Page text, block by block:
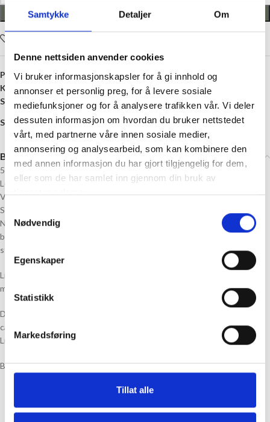
Samtykke Detaljer Om
Denne nettsiden anvender cookies
Vi bruker informasjonskapsler for å gi innhold og
annonser et personlig preg, for å levere sosiale
mediefunksjoner og for å analysere trafikken vår. Vi deler
dessuten informasjon om hvordan du bruker nettstedet
vårt, med partnerne våre innen sosiale medier,
annonsering og analysearbeid, som kan kombinere den
med annen informasjon du har gjort tilgjengelig for dem,
eller som de har samlet inn gjennom din bruk av
tjenestene deres.
Nødvendig
Egenskaper
Statistikk
Markedsføring
Tillat alle
LEGG I HANDLEKURV
Produktnummer:DALE-GARN-LL
Kategori:Dale Garn
Stikkord: 2.5 mm 28 masker Bomull , Merinoull
Share:
Beskrivelse
53 % Merinoull, 47 % Bomull
Løpelengde: Ca. 142 meter pr. 50 gram
Veiledende pinner: Pinne nr 2,50 mm
Strikkefasthet: 28 masker = 10 cm
NB! Lille Lerke har flere veiledende strikkefasthet er avhengig av
bruksområdet og hvilken type plagg du strikker. Husk at det er den
strikkefastheten som er oppgitt i oppskriften du skal følge.
Lille Lerke er laget av en fin merino-bomull-blend, og er en tynnere og
mer delikat lillebror til
Denne skjønnheten er som skapt for å trylle frem topper, gensere,
cardigans, gensere og tepper – uansett om det er til baby eller vokse.
Lille Lerke er en drøm til å lage søte babyklær og babytepper
Blandingen av ull og bomull gjør at du holder deg akkurat passe varm.